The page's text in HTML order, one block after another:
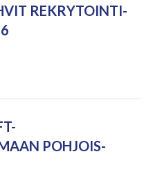
REKRYTOINTI-
POHJOIS-